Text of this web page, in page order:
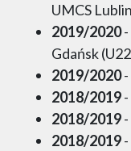
UMCS
2019/2020-
Gdańsk
2019/2020-
2018/2019
2018/2019
2018/2019